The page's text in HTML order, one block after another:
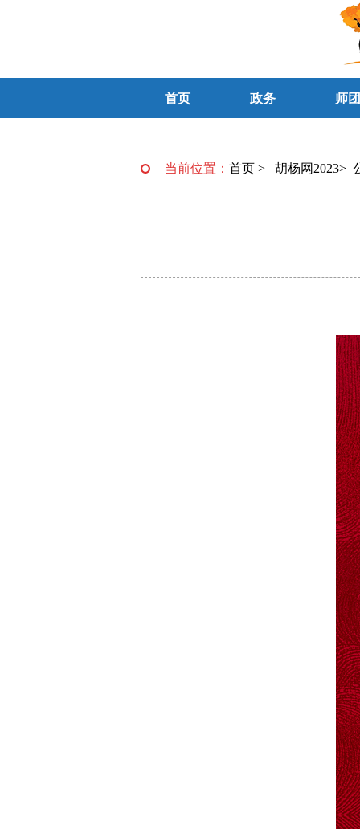
首页 政务 师
当前位置： 首页 > 胡杨网2023>